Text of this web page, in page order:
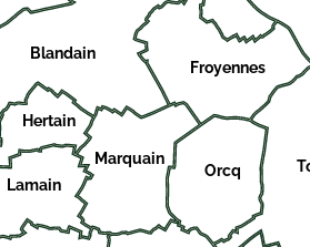
Blandain
Froyennes
Hertain
Lamain
Marquain
Orcq